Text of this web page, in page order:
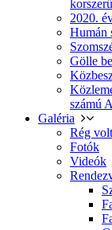
2020.
Humán
Gölle
számú
Galéria
Rég
Fotók
Videók